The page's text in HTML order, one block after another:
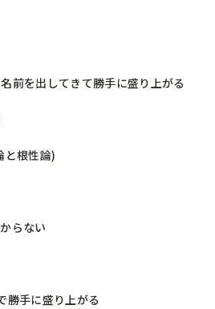
前を出してきて勝手に盛り上がる
と根性論)
らない
勝手に盛り上がる